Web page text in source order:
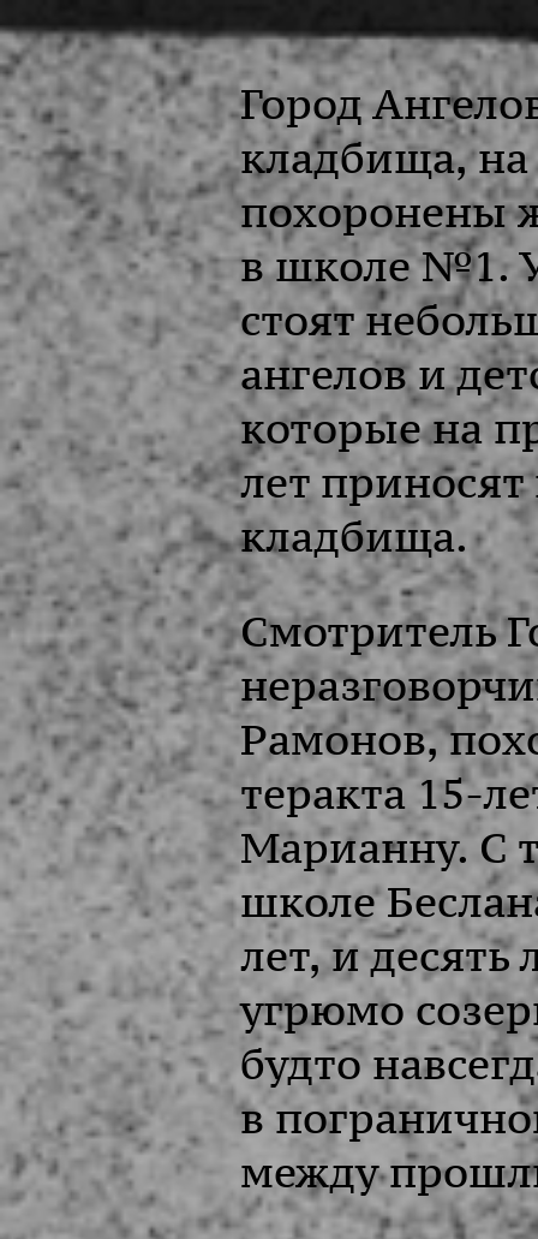
Город
кладбища,
похоронены
в школе №1.
стоят
ангелов и
которые на
лет
кладбища.
Смотритель
Рамонов,
теракта 15-
Марианну. С
школе
лет, и десять
угрюмо
будто
в
между